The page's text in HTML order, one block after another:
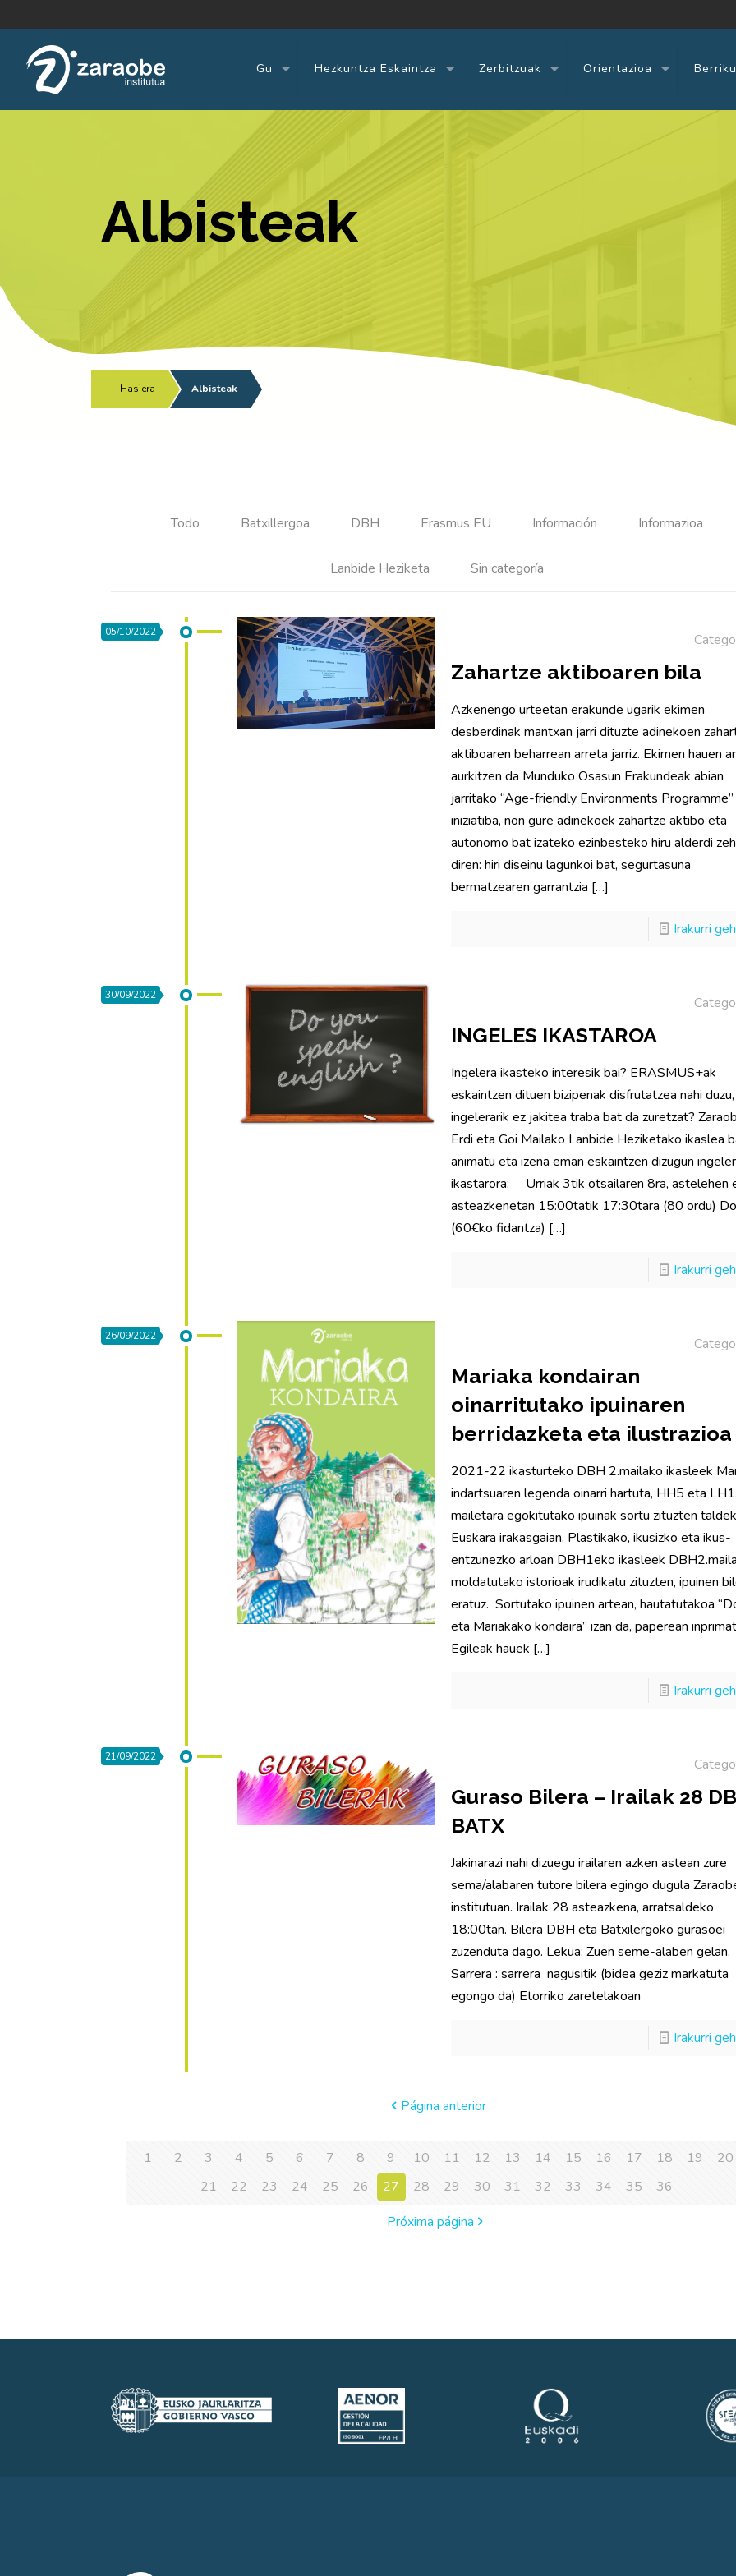
Gu Hezkuntza Eskaintza Zerbitzuak Orientazioa
Albisteak
Hasiera Albisteak
Todo Batxillergoa DBH Erasmus EU Información Informazioa
Lanbide Heziketa Sin categoría
05/10/2022
Zahartze aktiboaren bila
Azkenengo urteetan erakunde ugarik ekimen
desberdinak mantxan jarri dituzte adinekoen
aktiboaren beharrean arreta jarriz. Ekimen hauen
aurkitzen da Munduko Osasun Erakundeak abian
jarritako “Age-friendly Environments Programme”
iniziatiba, non gure adinekoek zahartze aktibo eta
autonomo bat izateko ezinbesteko hiru alderdi
diren: hiri diseinu lagunkoi bat, segurtasuna
bermatzearen garrantzia […]
Irakurri
30/09/2022
INGELES IKASTAROA
Ingelera ikasteko interesik bai? ERASMUS+ak
eskaintzen dituen bizipenak disfrutatzea nahi
ingelerarik ez jakitea traba bat da zuretzat?
Erdi eta Goi Mailako Lanbide Heziketako ikaslea
animatu eta izena eman eskaintzen dizugun
ikastarora: Urriak 3tik otsailaren 8ra, astelehen
asteazkenetan 15:00tatik 17:30tara (80 ordu)
(60€ko fidantza) […]
Irakurri
26/09/2022
Mariaka kondairan
oinarritutako ipuinaren
berridazketa eta ilustrazioa
2021-22 ikasturteko DBH 2.mailako ikasleek
indartsuaren legenda oinarri hartuta, HH5 eta LH1.
mailetara egokitutako ipuinak sortu zituzten
Euskara irakasgaian. Plastikako, ikusizko eta ikus-
entzunezko arloan DBH1eko ikasleek
moldatutako istorioak irudikatu zituzten, ipuinen
eratuz. Sortutako ipuinen artean, hautatutakoa
eta Mariakako kondaira” izan da, paperean
Egileak hauek […]
Irakurri
21/09/2022
Guraso Bilera – Irailak 28
BATX
Jakinarazi nahi dizuegu irailaren azken astean zure
sema/alabaren tutore bilera egingo dugula
institutuan. Irailak 28 asteazkena, arratsaldeko
18:00tan. Bilera DBH eta Batxilergoko gurasoei
zuzenduta dago. Lekua: Zuen seme-alaben gelan.
Sarrera : sarrera nagusitik (bidea geziz markatuta
egongo da) Etorriko zaretelakoan
Irakurri
Página anterior
1 2 3 4 5 6 7 8 9 10 11 12 13 14 15 16 17 18 19
20
21
22 23 24 25 26 27 28 29 30 31 32 33 34 35
36
Próxima página